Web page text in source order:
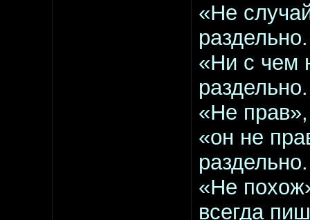
«Не
раздельно.
«Ни с чем
раздельно.
«Не
«он не
раздельно.
«Не
всегда